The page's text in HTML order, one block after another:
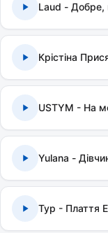
Laud -
Крістіна
USTYM - На
Yulana -
Тур - Плаття